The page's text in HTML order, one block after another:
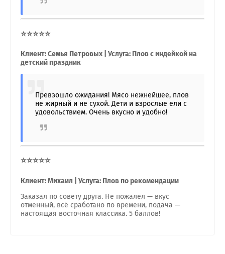
⭐⭐⭐⭐⭐
Клиент: Семья Петровых | Услуга: Плов с индейкой на
детский праздник
Превзошло ожидания! Мясо нежнейшее, плов
не жирный и не сухой. Дети и взрослые ели с
удовольствием. Очень вкусно и удобно!
⭐⭐⭐⭐⭐
Клиент: Михаил | Услуга: Плов по рекомендации
Заказал по совету друга. Не пожалел — вкус
отменный, всё сработано по времени, подача —
настоящая восточная классика. 5 баллов!